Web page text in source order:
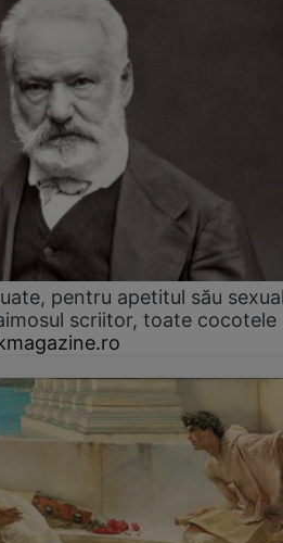
pentru apetitul său
scriitor, toate cocotele